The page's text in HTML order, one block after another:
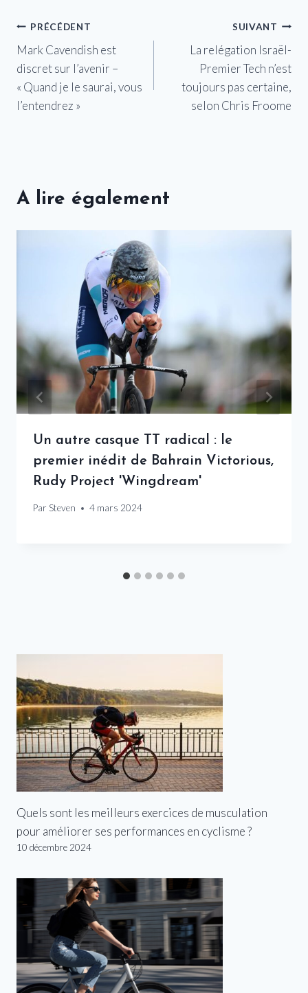
Navigation
de
l’article
PRÉCÉDENT
Mark Cavendish est
discret sur l’avenir –
« Quand je le saurai, vous
l’entendrez »
SUIVANT
La relégation Israël-
Premier Tech n’est
toujours pas certaine,
selon Chris Froome
A lire également
Un autre casque TT radical : le
premier inédit de Bahrain Victorious,
Rudy Project 'Wingdream'
Par Steven 4 mars 2024
Quels sont les meilleurs exercices de musculation
pour améliorer ses performances en cyclisme ?
10 décembre 2024